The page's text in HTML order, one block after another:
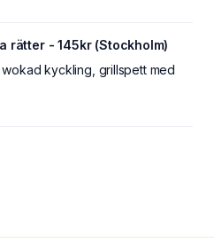
rätter - 145kr (Stockholm)
kyckling, grillspett med